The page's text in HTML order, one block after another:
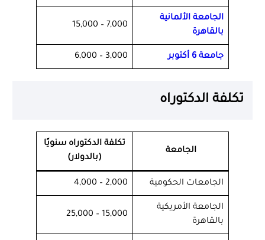
الجامعة الألمانية
بالقاهرة
7,000 – 15,000
جامعة 6 أكتوبر 3,000 – 6,000
تكلفة الدكتوراه
الجامعة
تكلفة الدكتوراه سنويًا
(بالدولار)
الجامعات الحكومية 2,000 – 4,000
الجامعة الأمريكية
بالقاهرة
15,000 – 25,000